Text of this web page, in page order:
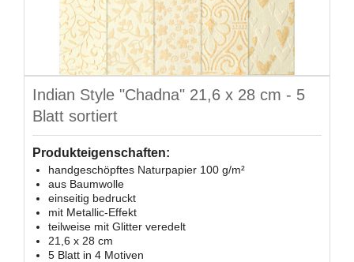
Indian Style "Chadna" 21,6 x 28 cm - 5
Blatt sortiert
Produkteigenschaften:
handgeschöpftes Naturpapier 100 g/m²
aus Baumwolle
einseitig bedruckt
mit Metallic-Effekt
teilweise mit Glitter veredelt
21,6 x 28 cm
5 Blatt in 4 Motiven